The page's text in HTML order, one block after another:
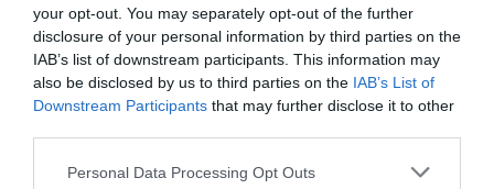
your opt-out. You may separately opt-out of the further
disclosure of your personal information by third parties on the
IAB’s list of downstream participants. This information may
also be disclosed by us to third parties on the IAB’s List of
Downstream Participants that may further disclose it to other
Please note that this website/app uses one or more Google
Personal Data Processing Opt Outs